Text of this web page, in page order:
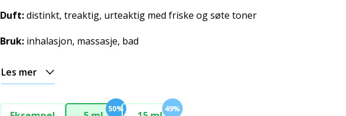
Duft:distinkt, treaktig, urteaktig med friske og søte toner
Bruk: inhalasjon, massasje, bad
Les mer
50% 49%